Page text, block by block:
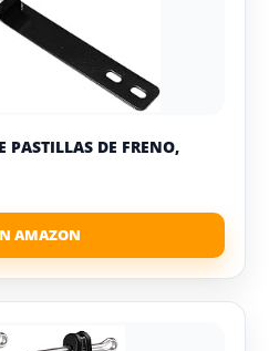
DE FRENO,